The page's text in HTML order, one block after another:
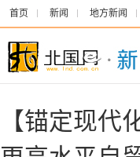
首页 新闻 地方新闻
【锚定现代